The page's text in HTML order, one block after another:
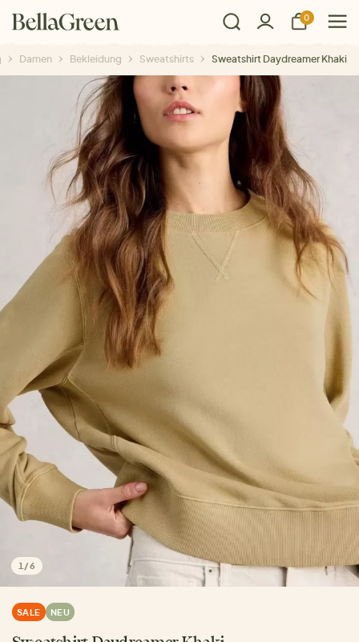
0
Damen Bekleidung Sweatshirts Sweatshirt Daydreamer Khaki
1 /6
SALE NEU